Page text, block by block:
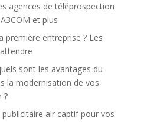
agences de téléprospection
et plus
première entreprise ? Les
sont les avantages du
la modernisation de vos
?
publicitaire air captif pour vos